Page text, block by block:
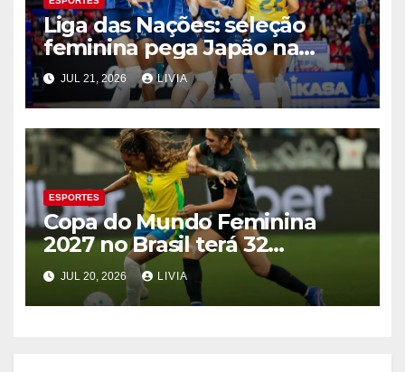
Liga das Nações: seleção
feminina pega Japão na
quarta em 1º mata-mata
JUL 21, 2026 LIVIA
ESPORTES
Copa do Mundo Feminina
2027 no Brasil terá 32
seleções
JUL 20, 2026 LIVIA